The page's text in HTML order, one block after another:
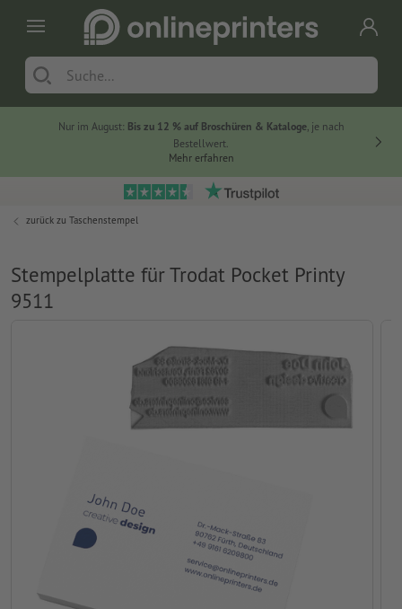
Nur im August: Bis zu 12 % auf Broschüren & Kataloge, je nach
Bestellwert.
Mehr erfahren
zurück zu Taschenstempel
Stempelplatte für Trodat Pocket Printy
9511